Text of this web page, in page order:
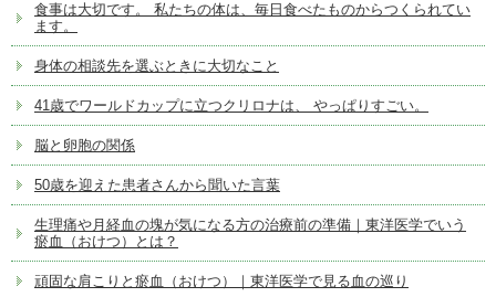
食事は大切です。 私たちの体は、毎日食べたものからつくられてい
ます。
身体の相談先を選ぶときに大切なこと
41歳でワールドカップに立つクリロナは、 やっぱりすごい。
脳と卵胞の関係
50歳を迎えた患者さんから聞いた言葉
生理痛や月経血の塊が気になる方の治療前の準備｜東洋医学でいう
瘀血（おけつ）とは？
頑固な肩こりと瘀血（おけつ）｜東洋医学で見る血の巡り